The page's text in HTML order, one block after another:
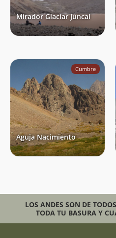
Mirador Glaciar Juncal
Cumbre
Aguja Nacimiento
LOS ANDES SON DE
TODA TU BASURA Y